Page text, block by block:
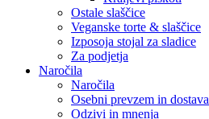
Ostale slaščice
Veganske torte & slaščice
Izposoja stojal za sladice
Za podjetja
Naročila
Naročila
Osebni prevzem in dostava
Odzivi in mnenja